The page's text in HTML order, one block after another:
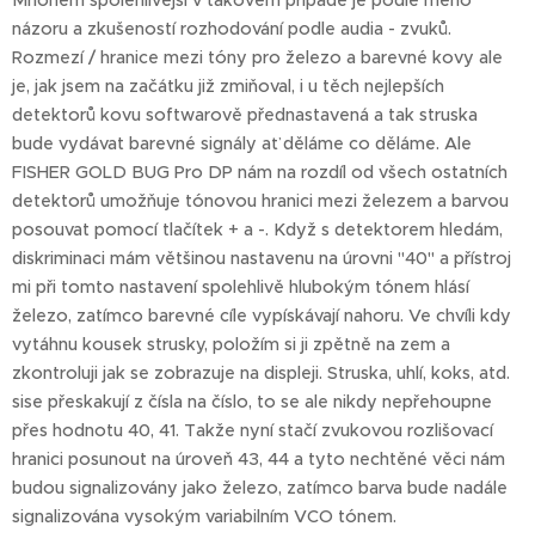
názoru a zkušeností rozhodování podle audia - zvuků.
Rozmezí / hranice mezi tóny pro železo a barevné kovy ale
je, jak jsem na začátku již zmiňoval, i u těch nejlepších
detektorů kovu softwarově přednastavená a tak struska
bude vydávat barevné signály ať děláme co děláme. Ale
FISHER GOLD BUG Pro DP nám na rozdíl od všech ostatních
detektorů umožňuje tónovou hranici mezi železem a barvou
posouvat pomocí tlačítek + a -. Když s detektorem hledám,
diskriminaci mám většinou nastavenu na úrovni "40" a přístroj
mi při tomto nastavení spolehlivě hlubokým tónem hlásí
železo, zatímco barevné cíle vypískávají nahoru. Ve chvíli kdy
vytáhnu kousek strusky, položím si ji zpětně na zem a
zkontroluji jak se zobrazuje na displeji. Struska, uhlí, koks, atd.
sise přeskakují z čísla na číslo, to se ale nikdy nepřehoupne
přes hodnotu 40, 41. Takže nyní stačí zvukovou rozlišovací
hranici posunout na úroveň 43, 44 a tyto nechtěné věci nám
budou signalizovány jako železo, zatímco barva bude nadále
signalizována vysokým variabilním VCO tónem.